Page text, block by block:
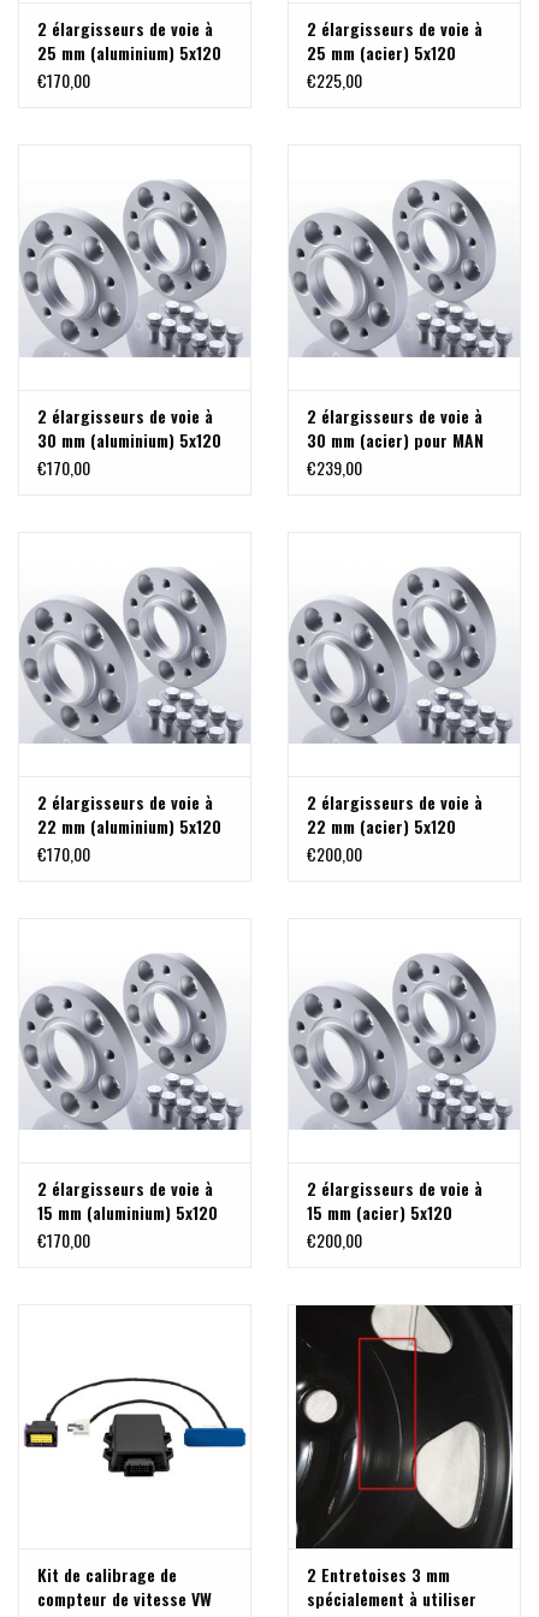
2 élargisseurs de voie à
25 mm (aluminium) 5x120
M14x1,5
€170,00
2 élargisseurs de voie à
25 mm (acier) 5x120
M14x1,5
€225,00
2 élargisseurs de voie à
30 mm (aluminium) 5x120
M14x1,5 pour MAN TGE, VW
€170,00
2 élargisseurs de voie à
30 mm (acier) pour MAN
TGE , VW Crafter >2017
€239,00
2 élargisseurs de voie à
22 mm (aluminium) 5x120
M14x1,5 pour MAN TGE, VW
€170,00
2 élargisseurs de voie à
22 mm (acier) 5x120
M14x1,5 pour MAN TGE, VW
€200,00
2 élargisseurs de voie à
15 mm (aluminium) 5x120
M14x1,5 pour MAN TGE, VW
€170,00
2 élargisseurs de voie à
15 mm (acier) 5x120
M14x1,5 pour MAN TGE, VW
€200,00
Kit de calibrage de
compteur de vitesse VW
2 Entretoises 3 mm
spécialement à utiliser